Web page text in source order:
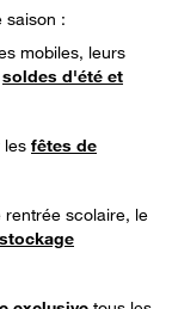
saison :
mobiles, leurs
soldes d'été et
les fêtes de
scolaire, le